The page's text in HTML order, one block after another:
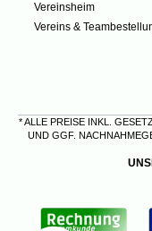
Vereinsheim
Vereins &
* ALLE PREISE INKL.
UND GGF.